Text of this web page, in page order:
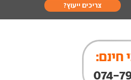
צריכים ייעוץ?
חינם: